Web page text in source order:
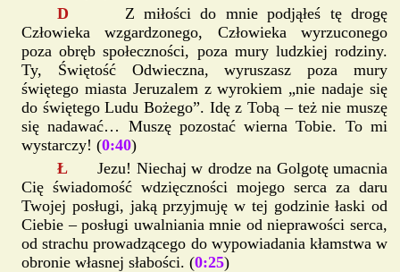
D Z miłości do mnie podjąłeś tę drogę
Człowieka wzgardzonego, Człowieka wyrzuconego
poza obręb społeczności, poza mury ludzkiej rodziny.
Ty, Świętość Odwieczna, wyruszasz poza mury
świętego miasta Jeruzalem z wyrokiem „nie nadaje się
do świętego Ludu Bożego”. Idę z Tobą – też nie muszę
się nadawać… Muszę pozostać wierna Tobie. To mi
wystarczy! (0:40)
Ł Jezu! Niechaj w drodze na Golgotę umacnia
Cię świadomość wdzięczności mojego serca za daru
Twojej posługi, jaką przyjmuję w tej godzinie łaski od
Ciebie – posługi uwalniania mnie od nieprawości serca,
od strachu prowadzącego do wypowiadania kłamstwa w
obronie własnej słabości. (0:25)